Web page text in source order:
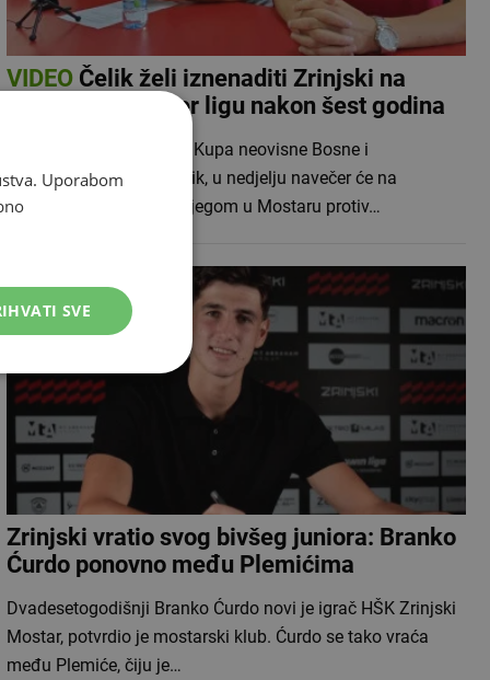
VIDEOČelik želi iznenaditi Zrinjski na
povratku Premijer ligu nakon šest godina
Prvi prvak i prvi osvajač Kupa neovisne Bosne i
Hercegovine, zenički Čelik, u nedjelju navečer će na
stadionu Pod Bijelim brijegom u Mostaru protiv…
Zrinjski vratio svog bivšeg juniora: Branko
Ćurdo ponovno među Plemićima
Dvadesetogodišnji Branko Ćurdo novi je igrač HŠK Zrinjski
Mostar, potvrdio je mostarski klub. Ćurdo se tako vraća
među Plemiće, čiju je…
Uporabom
SVE